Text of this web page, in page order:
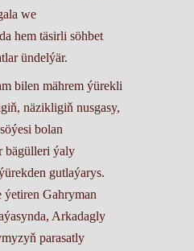
we
hem täsirli söhbet
ündelýär.
bilen mährem ýürekli
näzikligiň nusgasy,
bolan
bägülleri ýaly
gutlaýarys.
Gahryman
Arkadagly
parasatly